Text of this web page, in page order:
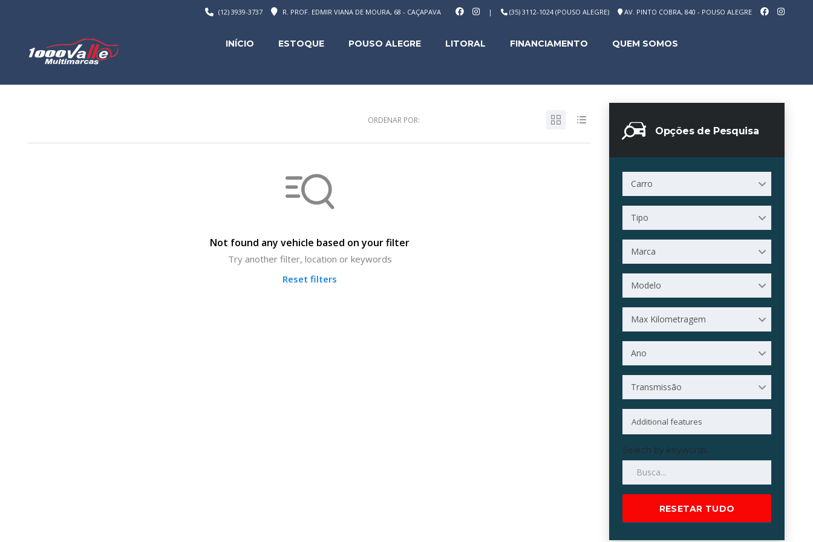
| (35) 3112-1024 (POUSO ALEGRE) AV. PINTO COBRA, 840 - POUSO ALEGRE
R. PROF. EDMIR VIANA DE MOURA, 68 - CAÇAPAVA
(12) 3939-3737
INÍCIO ESTOQUE POUSO ALEGRE LITORAL FINANCIAMENTO QUEM SOMOS
Opções de Pesquisa
Carro
Tipo
Marca
Modelo
Max Kilometragem
Ano
Transmissão
Search by keywords
RESETAR TUDO
ORDENAR POR:
Not found any vehicle based on your filter
Try another filter, location or keywords
Reset filters